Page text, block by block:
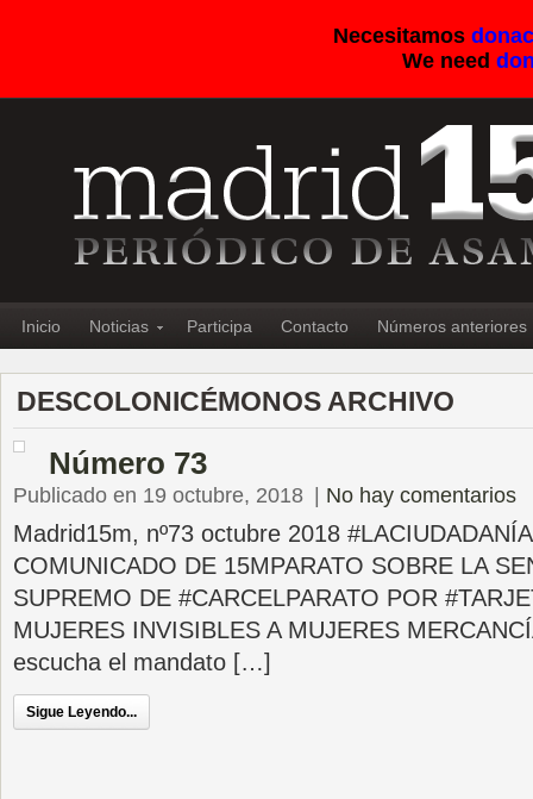
Necesitamos
We need
Inicio Noticias Participa Contacto Números anteriores
DESCOLONICÉMONOS ARCHIVO
Número 73
Publicado en 19 octubre, 2018 No hay comentarios
Madrid15m, nº73 octubre 2018
COMUNICADO DE 15MPARATO SOBRE LA
SUPREMO DE #CARCELPARATO POR
MUJERES INVISIBLES A MUJERES
escucha el mandato […]
Sigue Leyendo...